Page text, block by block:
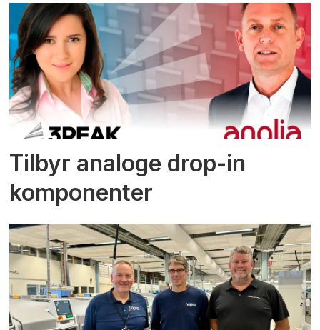
Tilbyr analoge drop-in
komponenter